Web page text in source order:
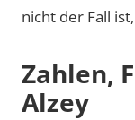
nicht der Fall
Zahlen,
Alzey